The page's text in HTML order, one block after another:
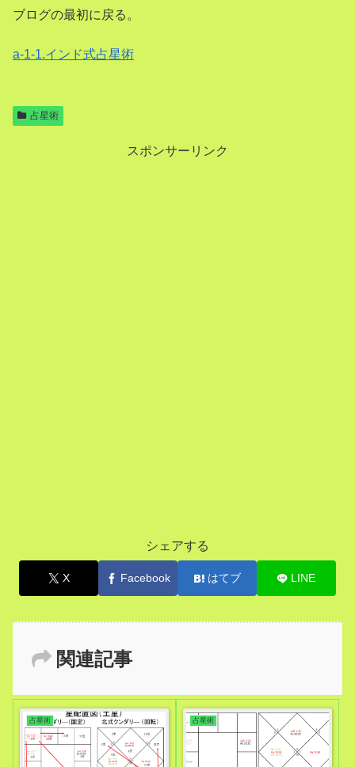
ブログの最初に戻る。
a-1-1.インド式占星術
占星術
スポンサーリンク
シェアする
X Facebook はてブ LINE
関連記事
占星術 占星術